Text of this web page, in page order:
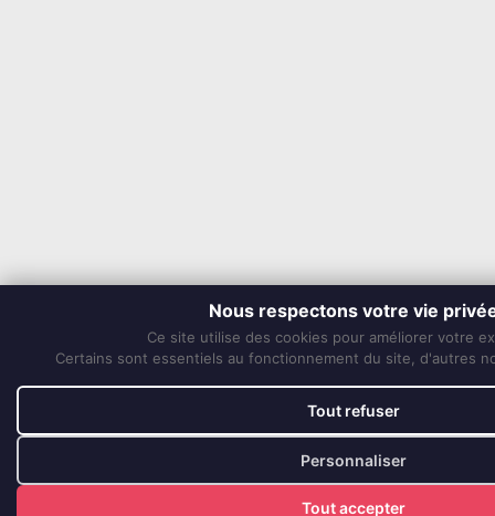
Nous respectons votre vie
Ce site utilise des cookies pour améliorer votre
Certains sont essentiels au fonctionnement du site, d'autres
Tout refuser
Personnaliser
Tout accepter